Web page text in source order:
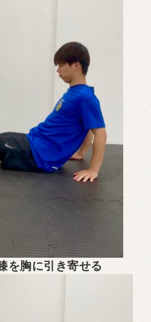
を胸に引き寄せる